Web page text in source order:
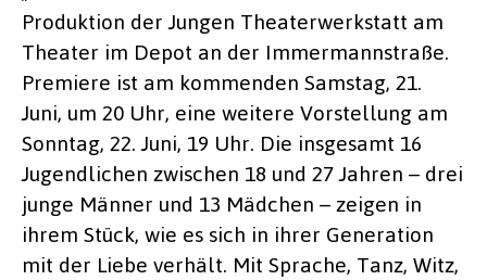
Produktion der Jungen Theaterwerkstatt am
Theater im Depot an der Immermannstraße.
Premiere ist am kommenden Samstag, 21.
Juni, um 20 Uhr, eine weitere Vorstellung am
Sonntag, 22. Juni, 19 Uhr. Die insgesamt 16
Jugendlichen zwischen 18 und 27 Jahren – drei
junge Männer und 13 Mädchen – zeigen in
ihrem Stück, wie es sich in ihrer Generation
mit der Liebe verhält. Mit Sprache, Tanz, Witz,